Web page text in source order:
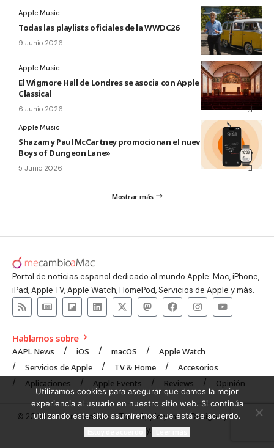
Apple Music
Todas las playlists oficiales de la WWDC26
9 Junio 2026
Apple Music
El Wigmore Hall de Londres se asocia con Apple Music
Classical
6 Junio 2026
Apple Music
Shazam y Paul McCartney promocionan el nuevo disco «The
Boys of Dungeon Lane»
5 Junio 2026
Mostrar más
Portal de noticias español dedicado al mundo Apple: Mac, iPhone,
iPad, Apple TV, Apple Watch, HomePod, Servicios de Apple y más.
Hablamos sobre
AAPL News iOS macOS
Apple Watch
Servicios de Apple
TV & Home
Accesorios
Aplicaciones
Apple Events Reviews Opinión
© 2008 mecambioaMac – Todo Apple y más | Design byUNXON
Agency.
Utilizamos cookies para asegurar que damos la mejor
experiencia al usuario en nuestro sitio web. Si continúa
utilizando este sitio asumiremos que está de acuerdo.